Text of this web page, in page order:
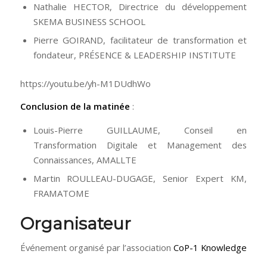
Nathalie HECTOR, Directrice du développement
SKEMA BUSINESS SCHOOL
Pierre GOIRAND, facilitateur de transformation et
fondateur, PRÉSENCE & LEADERSHIP INSTITUTE
https://youtu.be/yh-M1DUdhWo
Conclusion de la matinée :
Louis-Pierre GUILLAUME, Conseil en
Transformation Digitale et Management des
Connaissances, AMALLTE
Martin ROULLEAU-DUGAGE, Senior Expert KM,
FRAMATOME
Organisateur
Événement organisé par l’associationCoP-1 Knowledge